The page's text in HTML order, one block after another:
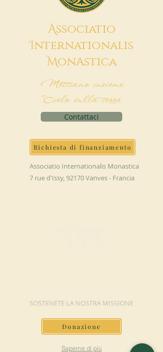
Associatio
Internationalis
MonAstica
Mettiamo insieme
Cielo sulla terra
Contattaci
Richiesta di finanziamento
Associatio Internationalis Monastica
7 rue d'Issy, 92170 Vanves - Francia
SOSTENETE LA NOSTRA MISSIONE
Donazione
Saperne di più